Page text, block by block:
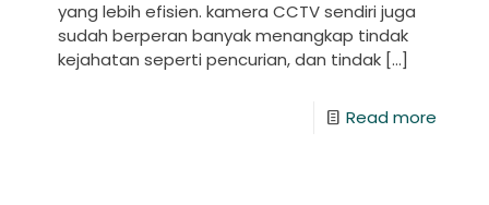
yang lebih efisien. kamera CCTV sendiri juga
sudah berperan banyak menangkap tindak
kejahatan seperti pencurian, dan tindak […]
Read more